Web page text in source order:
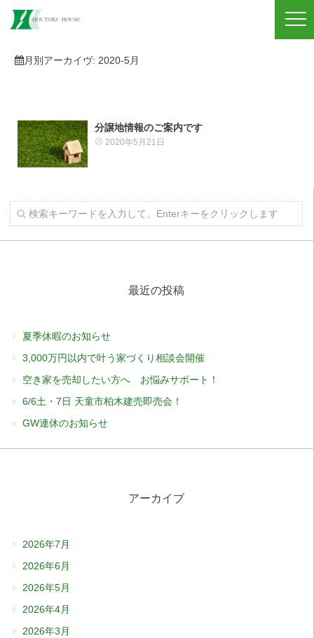
月別アーカイヴ: 2020-5月
分譲地情報のご案内です
2020年5月21日
最近の投稿
夏季休暇のお知らせ
3,000万円以内で叶う家づくり相談会開催
空き家を売却したい方へ お悩みサポート！
6/6土・7日 天童市柏木建売即売会！
GW連休のお知らせ
アーカイブ
2026年7月
2026年6月
2026年5月
2026年4月
2026年3月